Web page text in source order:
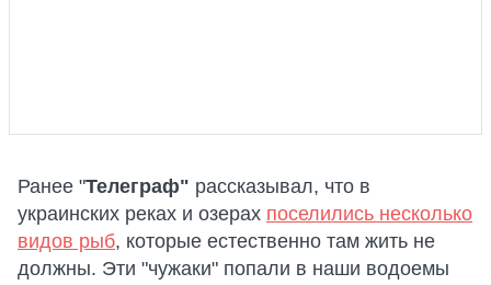
Ранее "Телеграф" рассказывал, что в
украинских реках и озерах поселились несколько
видов рыб, которые естественно там жить не
должны. Эти "чужаки" попали в наши водоемы